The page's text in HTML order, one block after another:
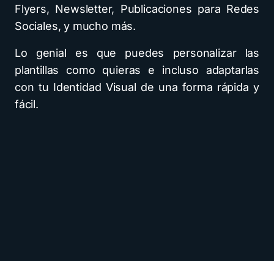
Flyers, Newsletter, Publicaciones para Redes
Sociales, y mucho más.
Lo genial es que puedes personalizar las
plantillas como quieras e incluso adaptarlas
con tu Identidad Visual de una forma rápida y
fácil.